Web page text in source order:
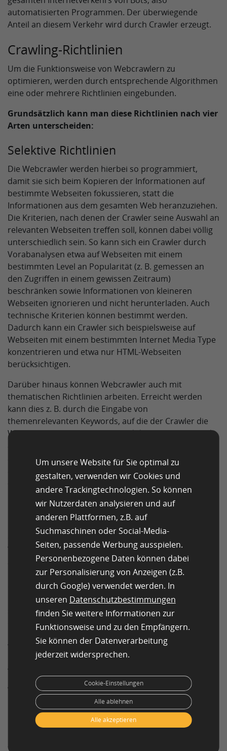
automatisierten Programmen. Der überwiegende
Anteil an diesem Verkehr wird durch Crawler erzeugt.
Crawling-Richtlinien
Um die Funktionsweise von Webcrawlern zu
optimieren, werden durch entsprechende Algorithmen
eine oder mehrere Richtlinien eingebunden.
Grundsätzlich kann man diese Richtlinien nach vier
Arten unterscheiden:
Selektive Richtlinien
Die Webcrawler werden hierbei so programmiert,
damit sie sich beim Kopieren der Informationen auf
bestimmte Webseiten fokussieren, statt die
Informationen aus dem gesamten Web heranzuziehen.
Die Kriterien, nach denen der Crawler seine Auswahl an
relevanten Webseiten treffen soll, können dabei völlig
unterschiedlich sein. So kann sich ein Crawler durch
Vorabanalysen etwa auf Webseiten mit einem
bestimmten Level an Popularität (z. B. gemessen an
den Zugriffen in einem gewissen Zeitraum)
beschränken sowie Informationen von kleineren
Webseiten ignorieren und nicht herunterladen. Auch
technische Kriterien können bestimmt werden.
Dadurch kann ein Crawler sich beispielsweise auf
Webseiten mit einem bestimmten Internet Media Type
konzentrieren und etwa nur HTML-Webseiten
berücksichtigen.
Darüber hinaus können Webcrawler auch mit
thematischen Richtlinien arbeiten. Erreicht werden
kann dies z. B. durch die Eingabe von
themenrelevanten Keywords, auf die der Crawler die
Webseiten vorab untersucht und dann entsprechend
Suchmaschine mit so arbeitenden Crawlern ist Google
Scholar, Googles Suchmaschine, die sich speziell auf
akademische Quellen im Web fokussiert.
Revisit-Richtlinien
Die Revisit-Richtlinien betreffen das Intervall, in dem
der Webcrawler Informationen einer bereits besuchten
Webseite wieder überprüfen soll. Da das Internet
äußerst schnelllebig und dynamisch ist, kann sich der
Inhalt von Webseiten schnell ändern. So kann es sein,
dass die von dem Crawler gesammelten Informationen
über eine Seite schon etwas später nicht mehr aktuell
sind. Für Suchmaschinen-Betreiber ist es aber wichtig,
den Web-Index immer möglichst „frisch“ zu halten.
Durch gezielte Richtlinien kann der Webcrawler eine
Webseite in einem festgelegten Intervall immer wieder
neu besuchen. Um die Server der besuchten
Webseiten aber nicht unnötig zu belasten, werden bei
gut programmierten Crawlern die Intervalle für
unterschiedliche Webseiten auf der Basis von
Erfahrungswerten unterschiedlich eingestellt. So
können sich Webcrawler beispielsweise merken, dass
als z. B. ein Web-Glossar.
Um unsere Website für Sie optimal zu
gestalten, verwenden wir Cookies und
andere Trackingtechnologien. So können
wir Nutzerdaten analysieren und auf
anderen Plattformen, z.B. auf
Suchmaschinen oder Social-Media-
Seiten, passende Werbung ausspielen.
Personenbezogene Daten können dabei
zur Personalisierung von Anzeigen (z.B.
durch Google) verwendet werden. In
unseren Datenschutzbestimmungen
finden Sie weitere Informationen zur
Funktionsweise und zu den Empfängern.
Sie können der Datenverarbeitung
jederzeit widersprechen.
Alle akzeptieren
Alle ablehnen
Cookie-Einstellungen